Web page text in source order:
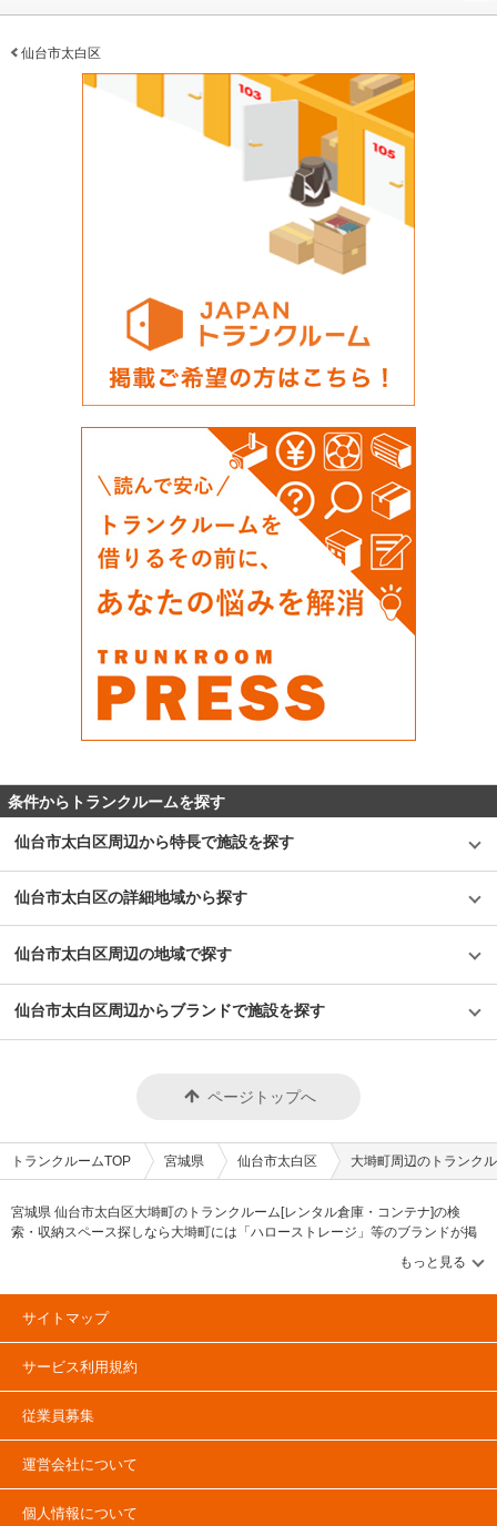
仙台市太白区
条件からトランクルームを探す
仙台市太白区周辺から特長で施設を探す
仙台市太白区の詳細地域から探す
仙台市太白区周辺の地域で探す
仙台市太白区周辺からブランドで施設を探す
ページトップへ
トランクルームTOP 宮城県 仙台市太白区 大塒町周辺のトランク
宮城県 仙台市太白区大塒町のトランクルーム[レンタル倉庫・コンテナ]の検
索・収納スペース探しなら大塒町には「ハローストレージ」等のブランドが掲
空調完備・24時間出し入れ可能などの希望条件で絞込み！豊富な物件数から
様々な方法でご希望の収納スペースを簡単に探せるトランクルーム情報サイト
です。大塒町で気になるトランクルームを見つけたら、メールか電話でお問合
サイトマップ
サービス利用規約
従業員募集
運営会社について
個人情報について